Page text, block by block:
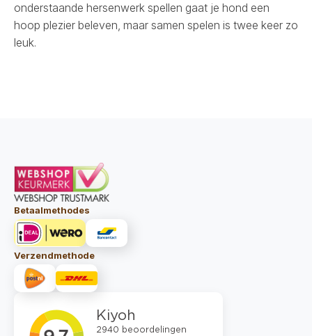
onderstaande hersenwerk spellen gaat je hond een
hoop plezier beleven, maar samen spelen is twee keer zo
leuk.
Betaalmethodes
Verzendmethode